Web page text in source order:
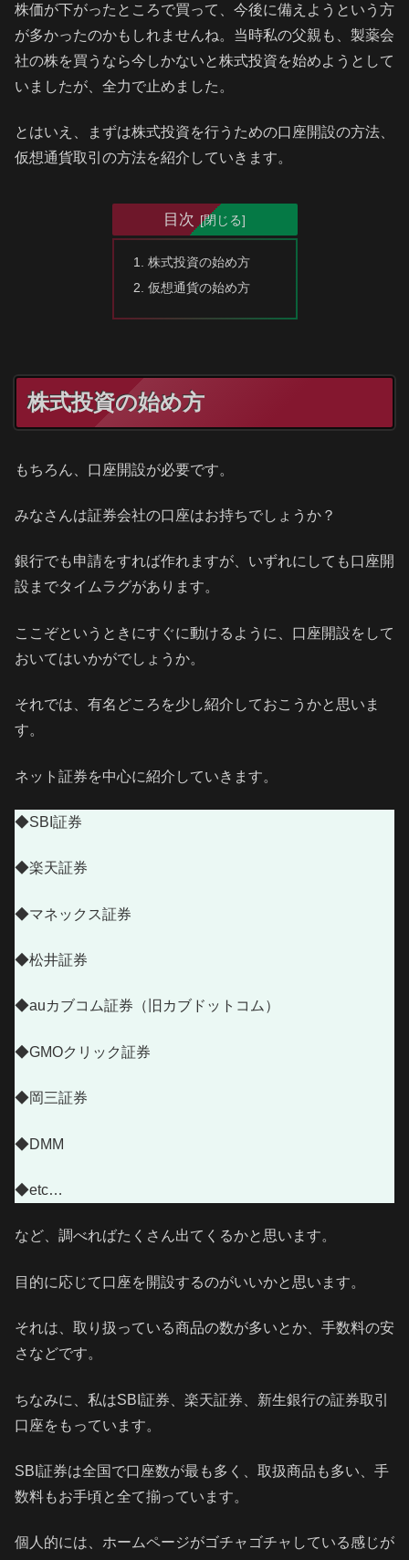
株価が下がったところで買って、今後に備えようという方
が多かったのかもしれませんね。当時私の父親も、製薬会
社の株を買うなら今しかないと株式投資を始めようとして
いましたが、全力で止めました。
とはいえ、まずは株式投資を行うための口座開設の方法、
仮想通貨取引の方法を紹介していきます。
目次
株式投資の始め方
仮想通貨の始め方
株式投資の始め方
もちろん、口座開設が必要です。
みなさんは証券会社の口座はお持ちでしょうか？
銀行でも申請をすれば作れますが、いずれにしても口座開
設までタイムラグがあります。
ここぞというときにすぐに動けるように、口座開設をして
おいてはいかがでしょうか。
それでは、有名どころを少し紹介しておこうかと思いま
す。
ネット証券を中心に紹介していきます。
◆SBI証券
◆楽天証券
◆マネックス証券
◆松井証券
◆auカブコム証券（旧カブドットコム）
◆GMOクリック証券
◆岡三証券
◆DMM
◆etc…
など、調べればたくさん出てくるかと思います。
目的に応じて口座を開設するのがいいかと思います。
それは、取り扱っている商品の数が多いとか、手数料の安
さなどです。
ちなみに、私はSBI証券、楽天証券、新生銀行の証券取引
口座をもっています。
SBI証券は全国で口座数が最も多く、取扱商品も多い、手
数料もお手頃と全て揃っています。
個人的には、ホームページがゴチャゴチャしている感じが